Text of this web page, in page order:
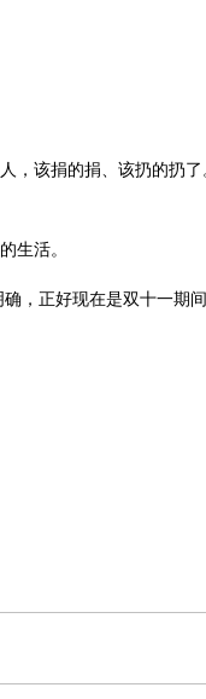
，该捐的捐、该扔的扔
生活。
，正好现在是双十一期